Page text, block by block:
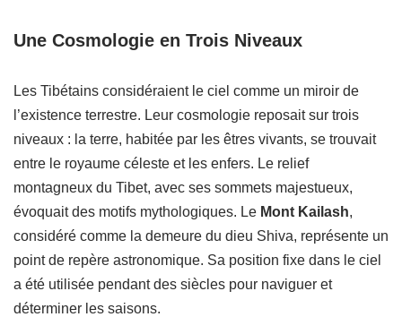
Une Cosmologie en Trois Niveaux
Les Tibétains considéraient le ciel comme un miroir de
l’existence terrestre. Leur cosmologie reposait sur trois
niveaux : la terre, habitée par les êtres vivants, se trouvait
entre le royaume céleste et les enfers. Le relief
montagneux du Tibet, avec ses sommets majestueux,
évoquait des motifs mythologiques. Le Mont Kailash,
considéré comme la demeure du dieu Shiva, représente un
point de repère astronomique. Sa position fixe dans le ciel
a été utilisée pendant des siècles pour naviguer et
déterminer les saisons.